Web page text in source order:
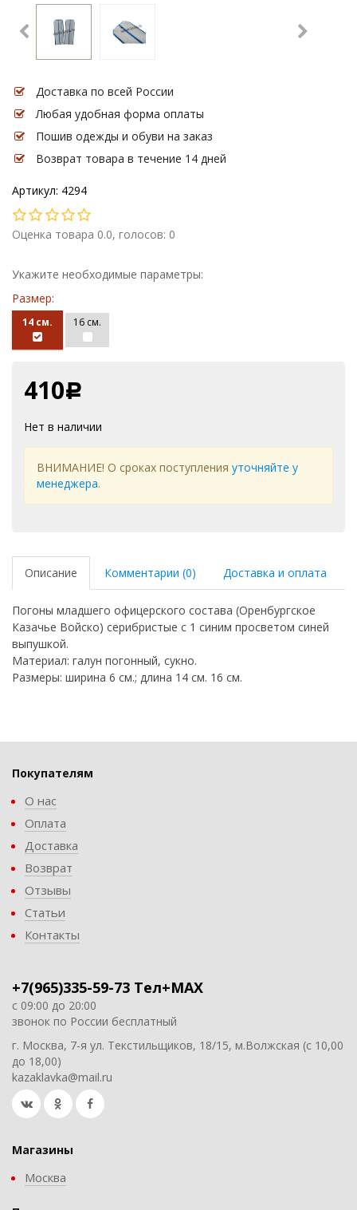
Доставка по всей России
Любая удобная форма оплаты
Пошив одежды и обуви на заказ
Возврат товара в течение 14 дней
Артикул: 4294
Оценка товара 0.0, голосов: 0
Укажите необходимые параметры:
Размер:
14 см. 16 см.
410Р
Нет в наличии
ВНИМАНИЕ! О сроках поступления уточняйте у
менеджера.
Описание Комментарии (0) Доставка и оплата
Погоны младшего офицерского состава (Оренбургское
Казачье Войско) серибристые с 1 синим просветом синей
выпушкой.
Материал: галун погонный, сукно.
Размеры: ширина 6 см.; длина 14 см. 16 см.
Покупателям
О нас
Оплата
Доставка
Возврат
Отзывы
Статьи
Контакты
+7(965)335-59-73 Тел+MAX
с 09:00 до 20:00
звонок по России бесплатный
г. Москва, 7-я ул. Текстильщиков, 18/15, м.Волжская (с 10,00
до 18,00)
kazaklavka@mail.ru
Магазины
Москва